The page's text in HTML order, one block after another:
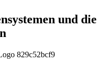
und die